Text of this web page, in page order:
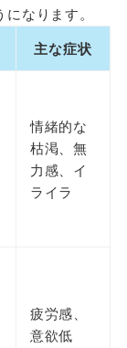
なります。
主な症状
情緒的な
枯渇、無
力感、イ
ライラ
疲労感、
意欲低